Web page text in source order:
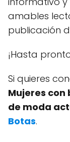
amables
publicación
¡Hasta
Si quieres
Mujeres
de moda
Botas.